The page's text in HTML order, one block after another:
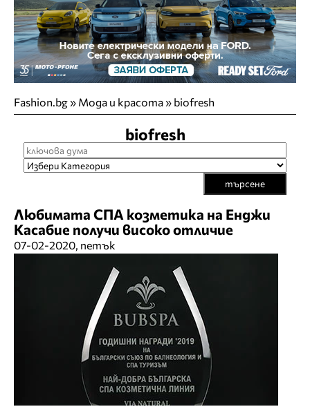
Fashion.bg» Мода и красота» biofresh
biofresh
търсене
Любимата СПА козметика на Енджи
Касабие получи високо отличие
07-02-2020, петък